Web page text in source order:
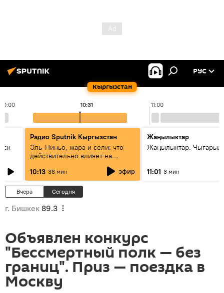
Кыргызстан
РУС
10:00 11:00
10:31
Радио Sputnik Кыргызстан
Эль-Ниньо, жара и сели: что
действительно влияет на
10:13 38 мин эфир
Жаңылыктар
Жаңылыктар.
11:01 3 мин
Вчера Сегодня
г. Бишкек 89.3
Объявлен конкурс
"Бессмертный полк — без
границ". Приз — поездка в
Москву